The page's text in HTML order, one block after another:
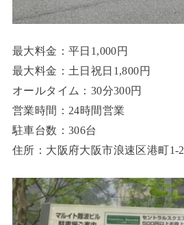
最大料金：平日1,000円
最大料金：土日祝日1,800円
オールタイム：30分300円
営業時間：24時間営業
駐車台数：306台
住所：大阪府大阪市浪速区港町1-2